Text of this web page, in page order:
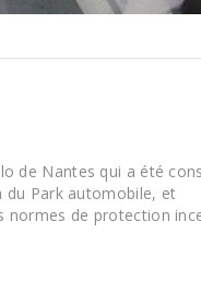
de Nantes qui a été
du Park automobile, et
normes de protection